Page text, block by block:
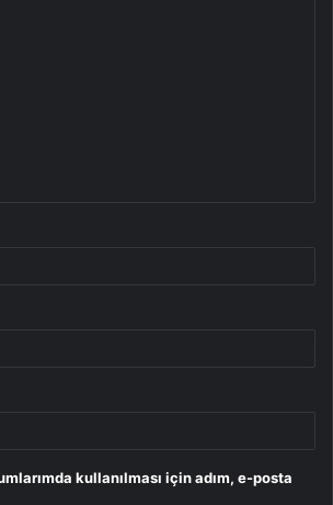
kullanılması için adım, e-posta